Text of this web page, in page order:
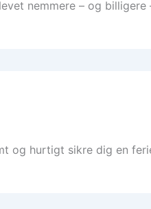
nemmere – og
og hurtigt sikre dig en